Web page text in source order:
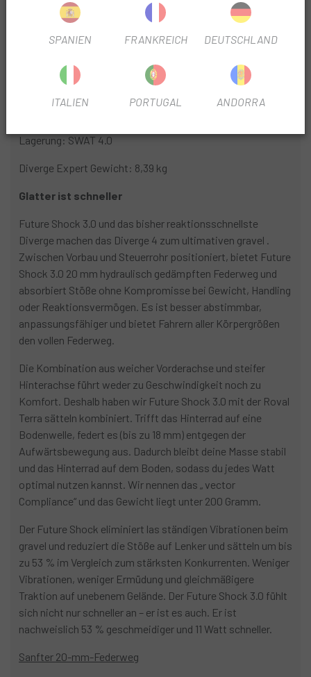
Getriebe : SRAM Force AXS XPLR
Lagerung: SWAT 4.0
Diverge Expert Gewicht: 8,39 kg
Glatter ist schneller
Future Shock 3.0 und das bisher reaktionsschnellste
Diverge machen das Diverge 4 zum ultimativen gravel .
Zwischen Vorbau und Steuerrohr positioniert, bietet Future
Shock 3.0 20 mm hydraulisch gedämpften Federweg und
absorbiert Stöße ohne Kompromisse bei Gewicht, Handling
oder Reaktionsvermögen. Es ist besser abstimmbar,
anpassungsfähiger und bietet Fahrern aller Körpergrößen
den vollen Federweg.
Die Kombination aus weicher Vorderachse und steifer
Hinterachse führt weder zu Geschwindigkeit noch zu
Komfort. Deshalb haben wir Future Shock 3.0 mit der Roval
Terra sätteln kombiniert. Trifft das Hinterrad auf eine
Bodenwelle, federt es (bis zu 18 mm) entgegen der
Aufwärtsbewegung aus. Dadurch bleibt deine Masse stabil
und das Hinterrad auf dem Boden, sodass du jedes Watt
optimal nutzen kannst. Wir nennen das „ vector
Compliance“ und das Gewicht liegt unter 200 Gramm.
Der Future Shock eliminiert las ständigen Vibrationen beim
gravel und reduziert die Stöße auf Lenker und sätteln um bis
zu 53 % im Vergleich zum stärksten Konkurrenten. Weniger
Vibrationen, weniger Ermüdung und gleichmäßigere
Traktion auf unebenem Gelände. Der Future Shock 3.0 fühlt
sich nicht nur schneller an – er ist es auch. Er ist
nachweislich 53 % geschmeidiger und 11 Watt schneller.
Sanfter 20-mm-Federweg
SPANIEN FRANKREICH DEUTSCHLAND
ITALIEN PORTUGAL ANDORRA